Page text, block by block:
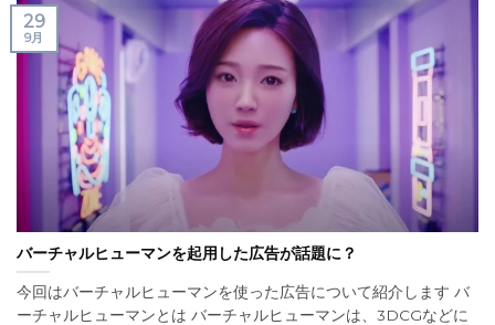
バーチャルヒューマンを起用した広告が話題に？
今回はバーチャルヒューマンを使った広告について紹介します バ
ーチャルヒューマンとは バーチャルヒューマンは、3DCGなどに
29
9月